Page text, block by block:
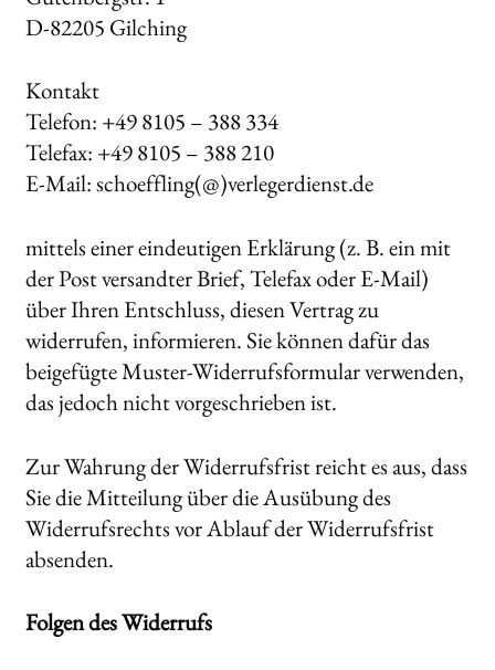
D-82205 Gilching
Kontakt
Telefon: +49 8105 – 388 334
Telefax: +49 8105 – 388 210
E-Mail: schoeffling(@)verlegerdienst.de
mittels einer eindeutigen Erklärung (z. B. ein mit
der Post versandter Brief, Telefax oder E-Mail)
über Ihren Entschluss, diesen Vertrag zu
widerrufen, informieren. Sie können dafür das
beigefügte Muster-Widerrufsformular verwenden,
das jedoch nicht vorgeschrieben ist.
Zur Wahrung der Widerrufsfrist reicht es aus, dass
Sie die Mitteilung über die Ausübung des
Widerrufsrechts vor Ablauf der Widerrufsfrist
absenden.
Folgen des Widerrufs